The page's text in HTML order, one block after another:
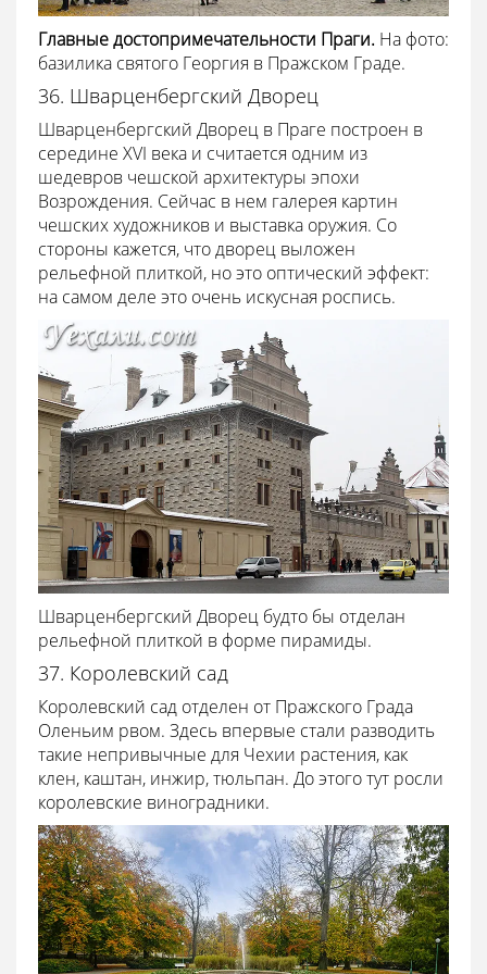
Главные достопримечательности Праги. На фото:
базилика святого Георгия в Пражском Граде.
36. Шварценбергский Дворец
Шварценбергский Дворец в Праге построен в
середине XVI века и считается одним из
шедевров чешской архитектуры эпохи
Возрождения. Сейчас в нем галерея картин
чешских художников и выставка оружия. Со
стороны кажется, что дворец выложен
рельефной плиткой, но это оптический эффект:
на самом деле это очень искусная роспись.
Шварценбергский Дворец будто бы отделан
рельефной плиткой в форме пирамиды.
37. Королевский сад
Королевский сад отделен от Пражского Града
Оленьим рвом. Здесь впервые стали разводить
такие непривычные для Чехии растения, как
клен, каштан, инжир, тюльпан. До этого тут росли
королевские виноградники.